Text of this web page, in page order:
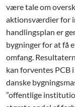
være tale om
aktionsværdier for
handlingsplan er
bygninger for at få
omfang.
kan forventes PCB
danske
”offentlige